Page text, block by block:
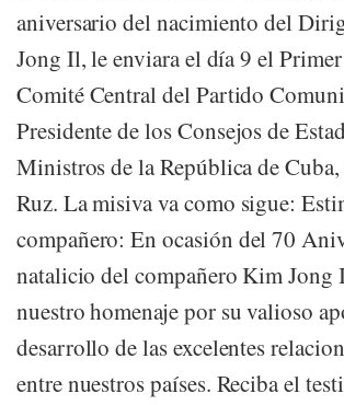
aniversario del nacimiento del
Jong Il, le enviara el día 9 el
Comité Central del Partido
Presidente de los Consejos de
Ministros de la República de
Ruz. La misiva va como sigue:
compañero: En ocasión del 70
natalicio del compañero Kim Jong
nuestro homenaje por su valioso
desarrollo de las excelentes
entre nuestros países. Reciba el